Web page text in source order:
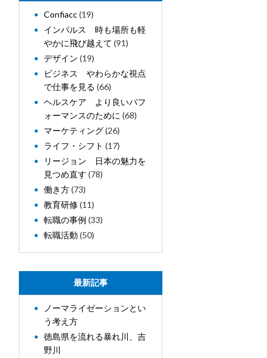
Confiacc(19)
インパルス 時も場所も軽
やかに飛び越えて (91)
デザイン (19)
ビジネス やわらかな視点
で仕事を見る (66)
ヘルスケア より良いパフ
ォーマンスのために (68)
マーケティング(26)
ライフ・シフト (17)
リージョン 日本の魅力を
見つめ直す (78)
働き方(73)
教育研修(11)
転職の事例 (33)
転職活動 (50)
最新記事
ノーマライゼーションとい
う考え方
徳島県を流れる暴れ川、吉
野川